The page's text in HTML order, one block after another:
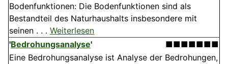
Bodenfunktionen: Die Boden­funktionen sind als
Bestandteil des Naturhaushalts insbesondere mit
seinen . . . Weiterlesen
'Bedrohungsanalyse'
■■■■■■■
Eine Bedrohungsanalyse ist Analyse der Bedrohungen,